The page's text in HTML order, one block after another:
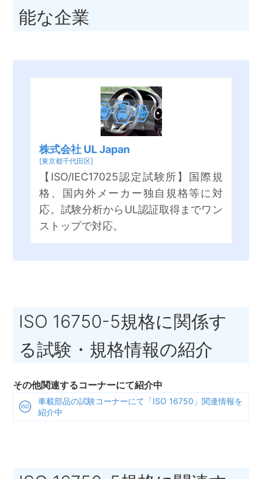
能な企業
株式会社 UL Japan
[東京都千代田区]
【ISO/IEC17025認定試験所】国際規
格、国内外メーカー独自規格等に対
応。試験分析からUL認証取得までワン
ストップで対応。
ISO 16750-5規格に関係す
る試験・規格情報の紹介
その他関連するコーナーにて紹介中
車載部品の試験コーナーにて「ISO 16750」関連情報を
紹介中